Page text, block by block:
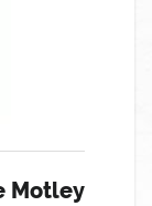
Motley